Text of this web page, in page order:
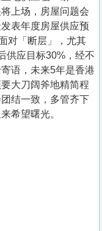
上场，房屋问题会
表年度房屋供应预
对「断层」，尤其
供应目标30%，经不
语，未来5年是香港
大刀阔斧地精简程
结一致，多管齐下
希望曙光。